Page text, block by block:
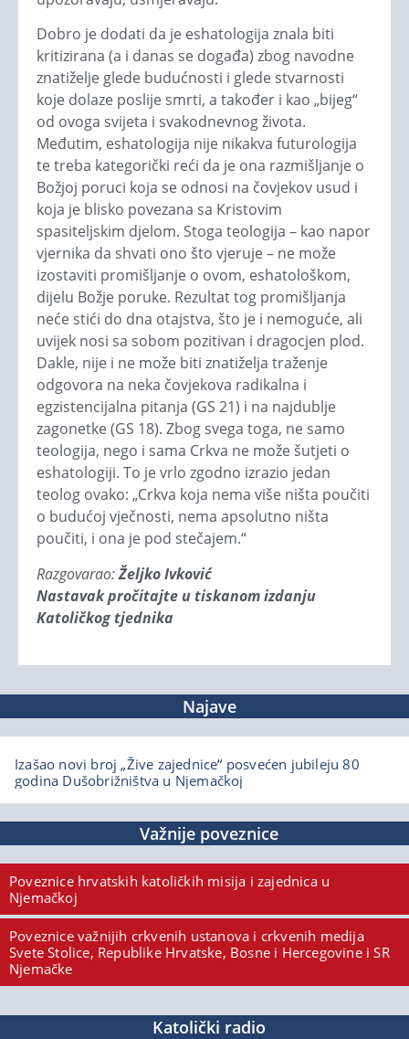
Dobro je dodati da je eshatologija znala biti
kritizirana (a i danas se događa) zbog navodne
znatiželje glede budućnosti i glede stvarnosti
koje dolaze poslije smrti, a također i kao „bijeg“
od ovoga svijeta i svakodnevnog života.
Međutim, eshatologija nije nikakva futurologija
te treba kategorički reći da je ona razmišljanje o
Božjoj poruci koja se odnosi na čovjekov usud i
koja je blisko povezana sa Kristovim
spasiteljskim djelom. Stoga teologija – kao napor
vjernika da shvati ono što vjeruje – ne može
izostaviti promišljanje o ovom, eshatološkom,
dijelu Božje poruke. Rezultat tog promišljanja
neće stići do dna otajstva, što je i nemoguće, ali
uvijek nosi sa sobom pozitivan i dragocjen plod.
Dakle, nije i ne može biti znatiželja traženje
odgovora na neka čovjekova radikalna i
egzistencijalna pitanja (GS 21) i na najdublje
zagonetke (GS 18). Zbog svega toga, ne samo
teologija, nego i sama Crkva ne može šutjeti o
eshatologiji. To je vrlo zgodno izrazio jedan
teolog ovako: „Crkva koja nema više ništa poučiti
o budućoj vječnosti, nema apsolutno ništa
poučiti, i ona je pod stečajem.“
Razgovarao:Željko Ivković
Nastavak pročitajte u tiskanom izdanju
Katoličkog tjednika
Najave
Izašao novi broj „Žive zajednice“ posvećen jubileju 80
godina Dušobrižništva u Njemačkoj
Važnije poveznice
Poveznice hrvatskih katoličkih misija i zajednica u
Njemačkoj
Poveznice važnijih crkvenih ustanova i crkvenih medija
Svete Stolice, Republike Hrvatske, Bosne i Hercegovine i SR
Njemačke
Katolički radio